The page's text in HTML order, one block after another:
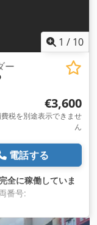
1 / 10
ー
€3,600
費税を別途表示できませ
ん
電話する
完全に稼働していま
番号:
, 全高:1,500 mm,